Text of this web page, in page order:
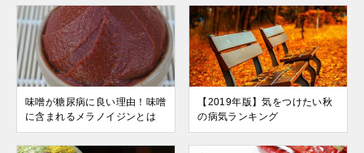
味噌が糖尿病に良い理由！味噌
に含まれるメラノイジンとは
【2019年版】気をつけたい秋
の病気ランキング